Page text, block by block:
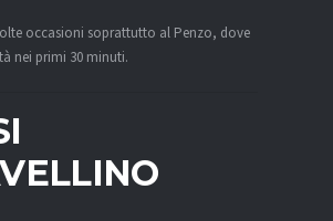
occasioni soprattutto al Penzo, dove
nei primi 30 minuti.